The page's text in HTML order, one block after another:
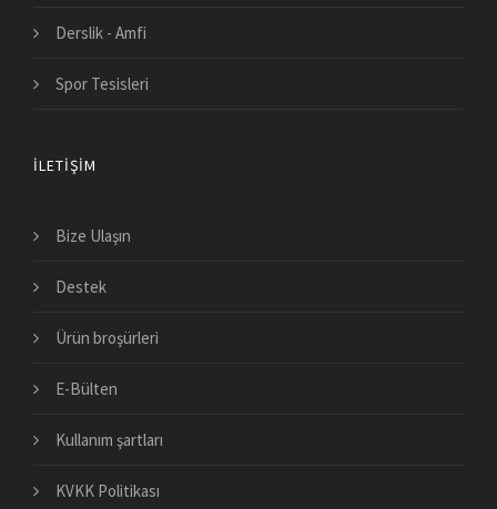
Derslik - Amfi
Spor Tesisleri
İLETIŞIM
Bize Ulaşın
Destek
Ürün broşürleri
E-Bülten
Kullanım şartları
KVKK Politikası